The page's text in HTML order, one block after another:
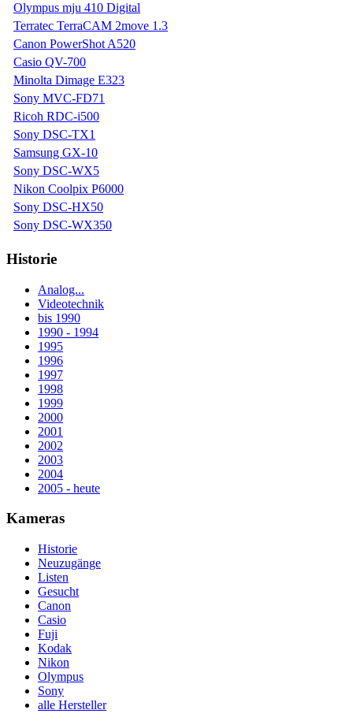
Olympus mju 410 Digital
Terratec TerraCAM 2move 1.3
Canon PowerShot A520
Casio QV-700
Minolta Dimage E323
Sony MVC-FD71
Ricoh RDC-i500
Sony DSC-TX1
Samsung GX-10
Sony DSC-WX5
Nikon Coolpix P6000
Sony DSC-HX50
Sony DSC-WX350
Historie
Analog...
Videotechnik
bis 1990
1990 - 1994
1995
1996
1997
1998
1999
2000
2001
2002
2003
2004
2005 - heute
Kameras
Historie
Neuzugänge
Listen
Gesucht
Canon
Casio
Fuji
Kodak
Nikon
Olympus
Sony
alle Hersteller